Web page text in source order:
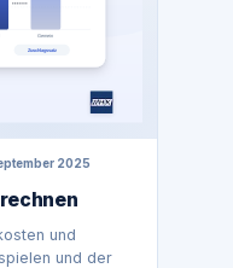
2025
und
und der